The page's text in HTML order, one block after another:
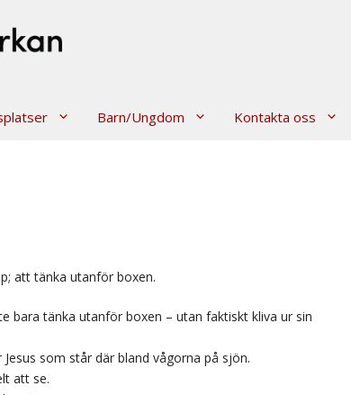
Barn/Ungdom Kontakta oss
att tänka utanför boxen.
bara tänka utanför boxen – utan faktiskt kliva ur sin
som står där bland vågorna på sjön.
att se.